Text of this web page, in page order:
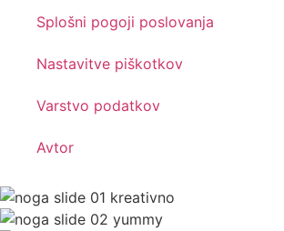
Splošni pogoji poslovanja
Nastavitve piškotkov
Varstvo podatkov
Avtor